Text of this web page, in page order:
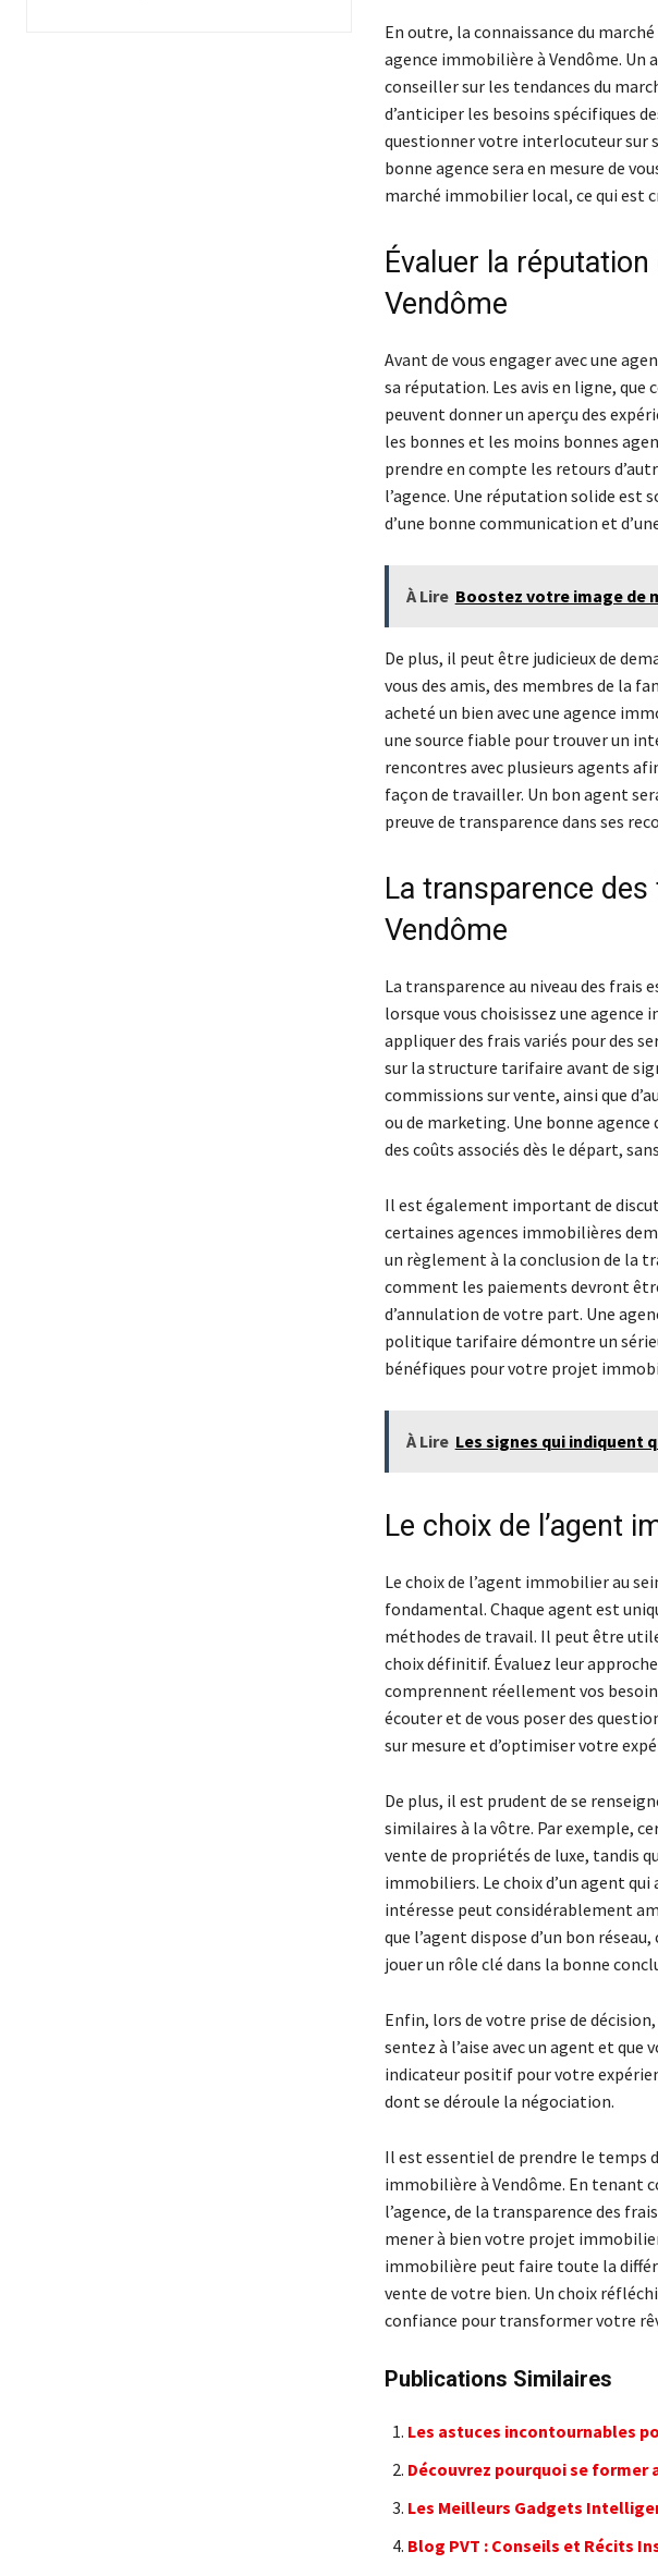
En outre, la connaissance du
agence immobilière à Vendôme. Un
conseiller sur les tendances du
d’anticiper les besoins spécifiques
questionner votre interlocuteur sur
bonne agence sera en mesure de
marché immobilier local, ce qui est
Évaluer la
Vendôme
Avant de vous engager avec une
sa réputation. Les avis en ligne, que
peuvent donner un aperçu des
les bonnes et les moins bonnes
prendre en compte les retours
l’agence. Une réputation solide est
d’une bonne communication et
À Lire Boostez votre image de
De plus, il peut être judicieux de
vous des amis, des membres de la
acheté un bien avec une agence
une source fiable pour trouver un
rencontres avec plusieurs agents
façon de travailler. Un bon agent
preuve de transparence dans ses
La transparence
Vendôme
La transparence au niveau des frais
lorsque vous choisissez une
appliquer des frais variés pour des
sur la structure tarifaire avant de
commissions sur vente, ainsi que
ou de marketing. Une bonne
des coûts associés dès le départ,
Il est également important de
certaines agences immobilières
un règlement à la conclusion de la
comment les paiements devront
d’annulation de votre part. Une
politique tarifaire démontre un
bénéfiques pour votre projet
À Lire Les signes qui indiquent
Le choix de l’agent
Le choix de l’agent immobilier au
fondamental. Chaque agent est
méthodes de travail. Il peut être
choix définitif. Évaluez leur
comprennent réellement vos
écouter et de vous poser des
sur mesure et d’optimiser votre
De plus, il est prudent de se
similaires à la vôtre. Par exemple,
vente de propriétés de luxe, tandis
immobiliers. Le choix d’un agent
intéresse peut considérablement
que l’agent dispose d’un bon
jouer un rôle clé dans la bonne
Enfin, lors de votre prise de
sentez à l’aise avec un agent et
indicateur positif pour votre
dont se déroule la négociation.
Il est essentiel de prendre le
immobilière à Vendôme. En tenant
l’agence, de la transparence des
mener à bien votre projet
immobilière peut faire toute la
vente de votre bien. Un choix
confiance pour transformer votre
Publications Similaires
Les astuces incontournables
Découvrez pourquoi se
Les Meilleurs Gadgets
Blog PVT : Conseils et Récits